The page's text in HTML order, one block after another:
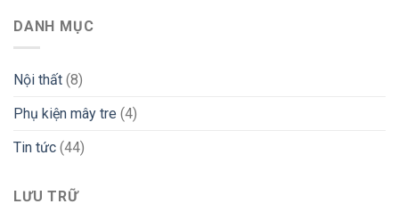
DANH MỤC
Nội thất (8)
Phụ kiện mây tre (4)
Tin tức (44)
LƯU TRỮ